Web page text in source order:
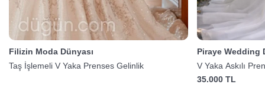
Filizin Moda Dünyası
Taş İşlemeli V Yaka Prenses Gelinlik
Piraye Wedding
V Yaka Askılı
35.000 TL